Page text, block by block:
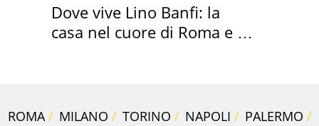
Dove vive Lino Banfi: la
casa nel cuore di Roma e i
ROMA MILANO TORINO NAPOLI
PALERMO